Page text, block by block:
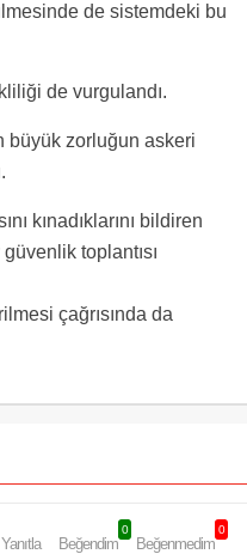
de sistemdeki bu
de vurgulandı.
büyük zorluğun askeri
kınadıklarını bildiren
toplantısı
çağrısında da
Yanıtla Beğendim
0
Beğenmedim
0